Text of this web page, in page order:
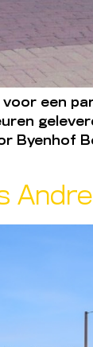
een
Byenhof